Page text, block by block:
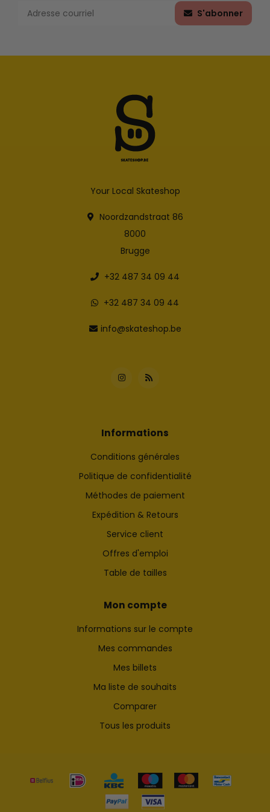
S'abonner
Your Local Skateshop
Noordzandstraat 86
8000
Brugge
+32 487 34 09 44
+32 487 34 09 44
info@skateshop.be
Informations
Conditions générales
Politique de confidentialité
Méthodes de paiement
Expédition & Retours
Service client
Offres d'emploi
Table de tailles
Mon compte
Informations sur le compte
Mes commandes
Mes billets
Ma liste de souhaits
Comparer
Tous les produits